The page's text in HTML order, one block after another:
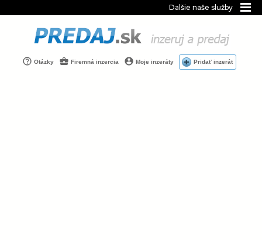
Dalšie naše služby
Otázky Firemná inzercia Moje inzeráty Pridať inzerát